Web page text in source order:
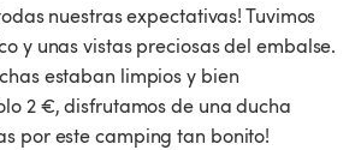
nuestras expectativas! Tuvimos
y unas vistas preciosas del embalse.
estaban limpios y bien
2 €, disfrutamos de una ducha
por este camping tan bonito!